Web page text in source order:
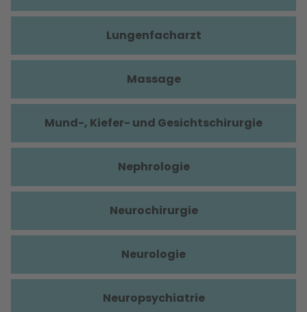
Lungenfacharzt
Massage
Mund-, Kiefer- und Gesichtschirurgie
Nephrologie
Neurochirurgie
Neurologie
Neuropsychiatrie